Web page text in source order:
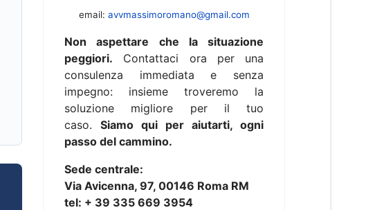
email: avvmassimoromano@gmail.com
Non aspettare che la situazione
peggiori. Contattaci ora per una
consulenza immediata e senza
impegno: insieme troveremo la
soluzione migliore per il tuo
caso. Siamo qui per aiutarti, ogni
passo del cammino.
Sede centrale:
Via Avicenna, 97, 00146 Roma RM
tel: + 39 335 669 3954